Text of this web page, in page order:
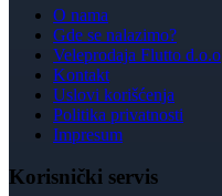
O nama
Gde se nalazimo?
Veleprodaja Flutto d.o.o
Kontakt
Uslovi korišćenja
Politika privatnosti
Impresum
Korisnički servis